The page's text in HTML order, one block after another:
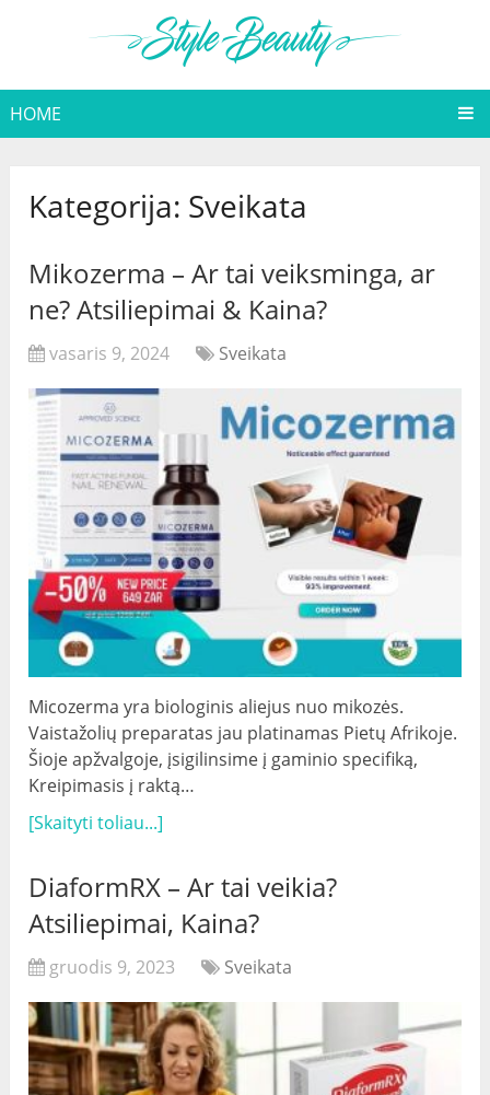
HOME
Kategorija: Sveikata
Mikozerma – Ar tai veiksminga, ar
ne? Atsiliepimai & Kaina?
vasaris 9, 2024 Sveikata
Micozerma yra biologinis aliejus nuo mikozės.
Vaistažolių preparatas jau platinamas Pietų Afrikoje.
Šioje apžvalgoje, įsigilinsime į gaminio specifiką,
Kreipimasis į raktą…
[Skaityti toliau...]
DiaformRX – Ar tai veikia?
Atsiliepimai, Kaina?
gruodis 9, 2023 Sveikata